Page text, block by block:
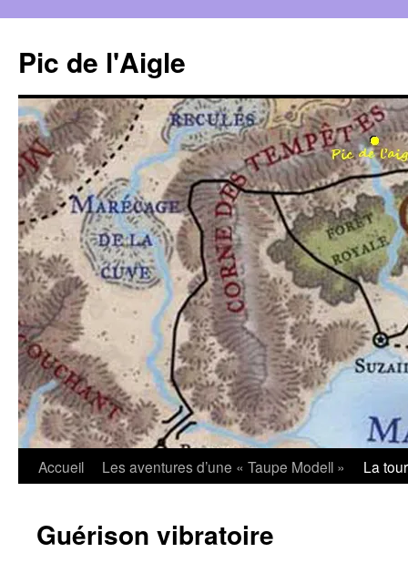
contenu
Pic de l'Aigle
Accueil Les aventures d’une « Taupe Modell » La
Guérison vibratoire